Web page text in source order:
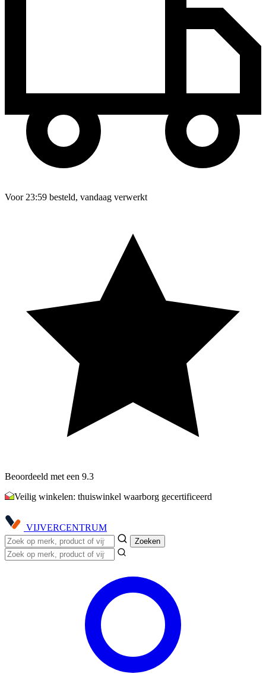
Voor 23:59 besteld, vandaag verwerkt
Beoordeeld met een 9.3
Veilig winkelen: thuiswinkel waarborg gecertificeerd
VIJVERCENTRUM
Zoeken